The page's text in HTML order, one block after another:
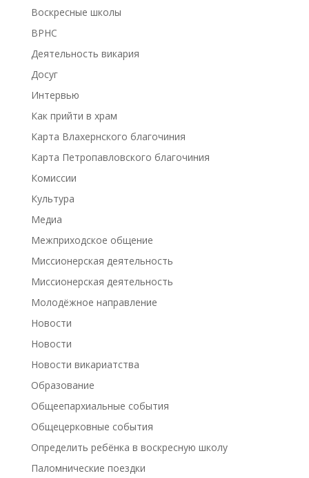
Воскресные школы
ВРНС
Деятельность викария
Досуг
Интервью
Как прийти в храм
Карта Влахернского благочиния
Карта Петропавловского благочиния
Комиссии
Культура
Медиа
Межприходское общение
Миссионерская деятельность
Миссионерская деятельность
Молодёжное направление
Новости
Новости
Новости викариатства
Образование
Общеепархиальные события
Общецерковные события
Определить ребёнка в воскресную школу
Паломнические поездки